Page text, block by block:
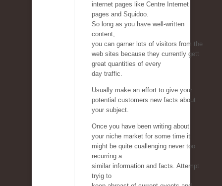
internet pages like Centre Internet
pages and Squidoo.
So long as you have well-written
content,
you can garner lots of visitors from the
web sites because they currently gett
great quantities of every
day traffic.
Usually make an effort to give your
potential customers new facts about
your subject.
Once you have been writing about
your niche market for some time it
might be quite cuallenging never too
recurring a
similar information and facts. Attempt
tryig to